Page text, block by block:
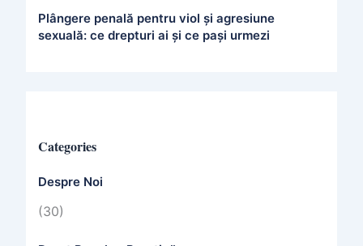
Plângere penală pentru viol și agresiune
sexuală: ce drepturi ai și ce pași urmezi
Categories
Despre Noi
(30)